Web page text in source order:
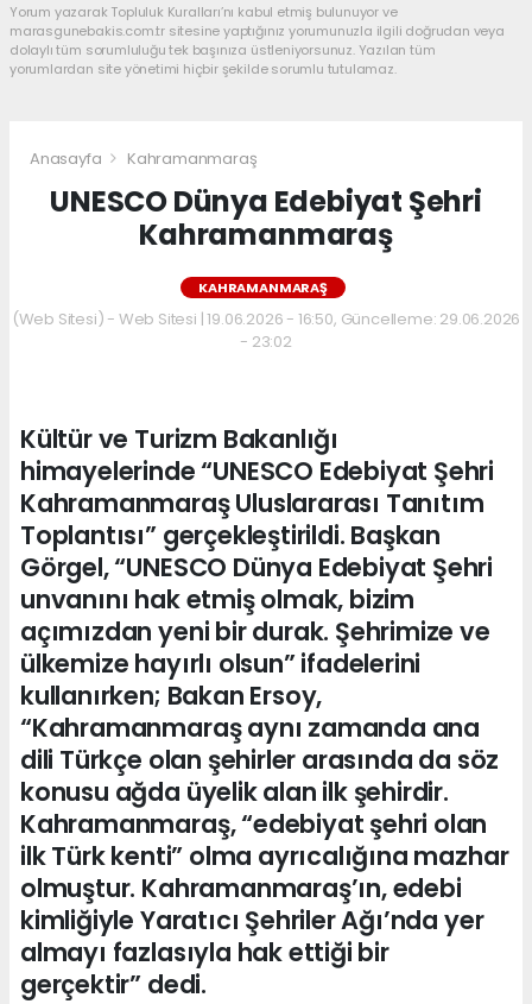
Yorum yazarak Topluluk Kuralları’nı kabul etmiş bulunuyor ve
marasgunebakis.com.tr sitesine yaptığınız yorumunuzla ilgili doğrudan veya
dolaylı tüm sorumluluğu tek başınıza üstleniyorsunuz. Yazılan tüm
yorumlardan site yönetimi hiçbir şekilde sorumlu tutulamaz.
Anasayfa Kahramanmaraş
UNESCO Dünya Edebiyat Şehri
Kahramanmaraş
KAHRAMANMARAŞ
(Web Sitesi) - Web Sitesi | 19.06.2026 - 16:50, Güncelleme: 29.06.2026
- 23:02
Kültür ve Turizm Bakanlığı
himayelerinde “UNESCO Edebiyat Şehri
Kahramanmaraş Uluslararası Tanıtım
Toplantısı” gerçekleştirildi. Başkan
Görgel, “UNESCO Dünya Edebiyat Şehri
unvanını hak etmiş olmak, bizim
açımızdan yeni bir durak. Şehrimize ve
ülkemize hayırlı olsun” ifadelerini
kullanırken; Bakan Ersoy,
“Kahramanmaraş aynı zamanda ana
dili Türkçe olan şehirler arasında da söz
konusu ağda üyelik alan ilk şehirdir.
Kahramanmaraş, “edebiyat şehri olan
ilk Türk kenti” olma ayrıcalığına mazhar
olmuştur. Kahramanmaraş’ın, edebi
kimliğiyle Yaratıcı Şehriler Ağı’nda yer
almayı fazlasıyla hak ettiği bir
gerçektir” dedi.